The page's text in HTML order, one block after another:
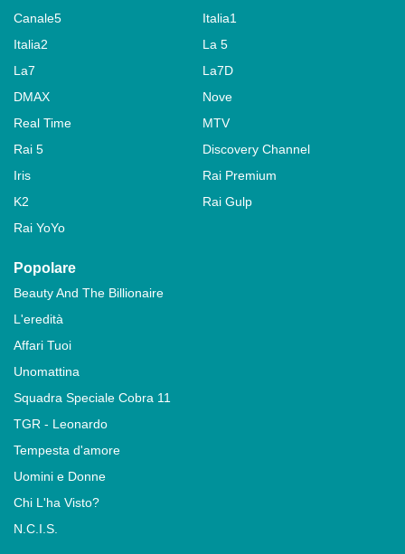
Canale5
Italia1
Italia2
La 5
La7
La7D
DMAX
Nove
Real Time
MTV
Rai 5
Discovery Channel
Iris
Rai Premium
K2
Rai Gulp
Rai YoYo
Popolare
Beauty And The Billionaire
L'eredità
Affari Tuoi
Unomattina
Squadra Speciale Cobra 11
TGR - Leonardo
Tempesta d'amore
Uomini e Donne
Chi L'ha Visto?
N.C.I.S.